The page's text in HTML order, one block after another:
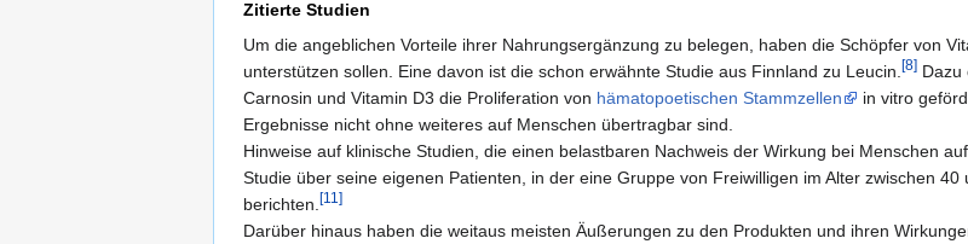
Zitierte Studien
Um die angeblichen Vorteile ihrer Nahrungsergänzung zu belegen, haben die Schöpfer von
unterstützen sollen. Eine davon ist die schon erwähnte Studie aus Finnland zu Leucin.[8] Dazu
Carnosin und Vitamin D3 die Proliferation von hämatopoetischen Stammzellen in vitro
Ergebnisse nicht ohne weiteres auf Menschen übertragbar sind.
Hinweise auf klinische Studien, die einen belastbaren Nachweis der Wirkung bei Menschen
Studie über seine eigenen Patienten, in der eine Gruppe von Freiwilligen im Alter zwischen
berichten.[11]
Darüber hinaus haben die weitaus meisten Äußerungen zu den Produkten und ihren